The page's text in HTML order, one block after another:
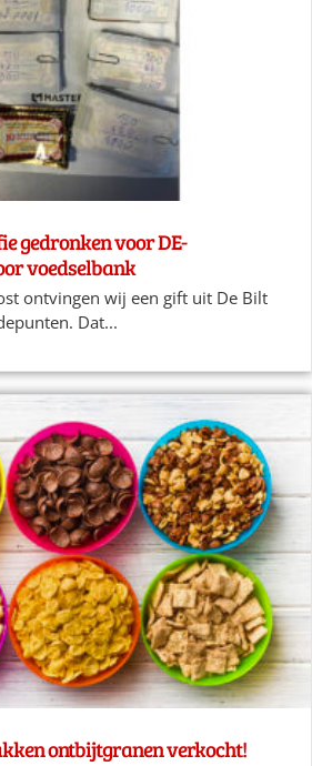
gedronken voor DE-
voedselbank
ontvingen wij een gift uit De Bilt
Dat...
ontbijtgranen verkocht!